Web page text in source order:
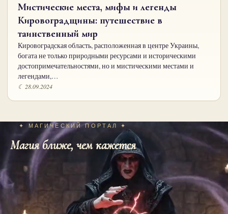
Мистические места, мифы и легенды
Кировоградщины: путешествие в
таинственный мир
Кировоградская область, расположенная в центре Украины,
богата не только природными ресурсами и историческими
достопримечательностями, но и мистическими местами и
легендами,…
☾ 28.09.2024
✦ МАГИЧЕСКИЙ ПОРТАЛ ✦
Магия ближе, чем кажется